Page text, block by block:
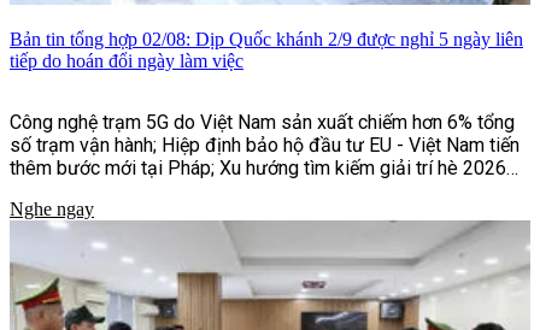
Bản tin tổng hợp 02/08: Dịp Quốc khánh 2/9 được nghỉ 5 ngày liên
tiếp do hoán đổi ngày làm việc
Công nghệ trạm 5G do Việt Nam sản xuất chiếm hơn 6% tổng
số trạm vận hành; Hiệp định bảo hộ đầu tư EU - Việt Nam tiến
thêm bước mới tại Pháp; Xu hướng tìm kiếm giải trí hè 2026
Nghe ngay